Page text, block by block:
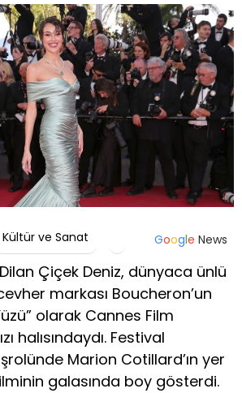
Kültür ve Sanat Google News
Çiçek Deniz, dünyaca ünlü
markası Boucheron’un
olarak Cannes Film
halısındaydı. Festival
Marion Cotillard’ın yer
galasında boy gösterdi.